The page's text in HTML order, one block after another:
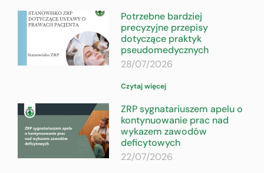
Potrzebne bardziej
precyzyjne przepisy
dotyczące praktyk
pseudomedycznych
28/07/2026
Czytaj więcej
ZRP sygnatariuszem apelu o
kontynuowanie prac nad
wykazem zawodów
deficytowych
22/07/2026